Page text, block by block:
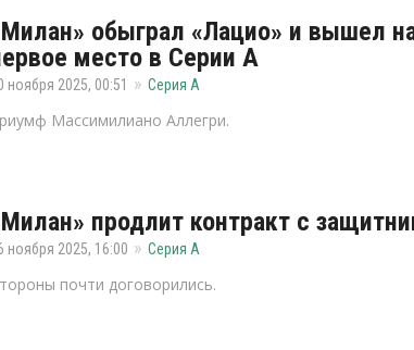
обыграл «Лацио» и вышел
место в Серии А
ноября 2025, 00:51 Серия А
Массимилиано Аллегри.
продлит контракт с
ноября 2025, 16:00 Серия А
почти договорились.